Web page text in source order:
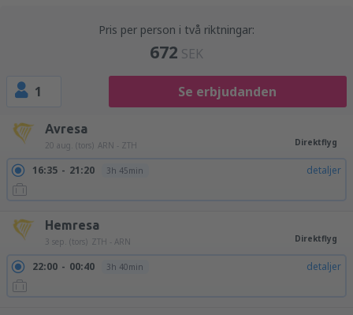
Pris per person i två riktningar:
672 SEK
1 Se erbjudanden
Avresa
20 aug. (tors) ARN - ZTH Direktflyg
16:35 21:20 3h 45min detaljer
Hemresa
3 sep. (tors) ZTH - ARN Direktflyg
22:00 00:40 3h 40min detaljer